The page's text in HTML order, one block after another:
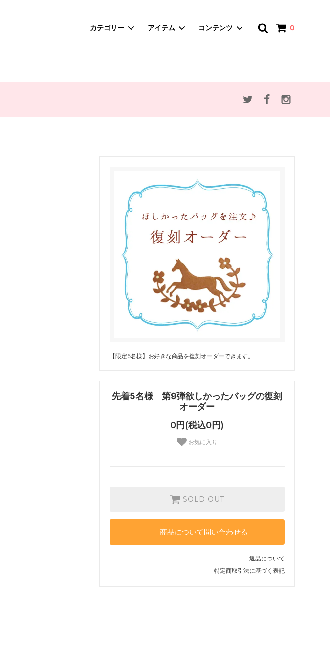
0
カテゴリー
不思議の国のアリス 赤ずきんとオオカミ
アイテム
ドクターズバッグ かごバッグ
コンテンツ
【限定5名様】お好きな商品を復刻オーダーできます。
先着5名様 第9弾欲しかったバッグの復刻
オーダー
0円(税込0円)
お気に入り
SOLD OUT
商品について問い合わせる
返品について
特定商取引法に基づく表記